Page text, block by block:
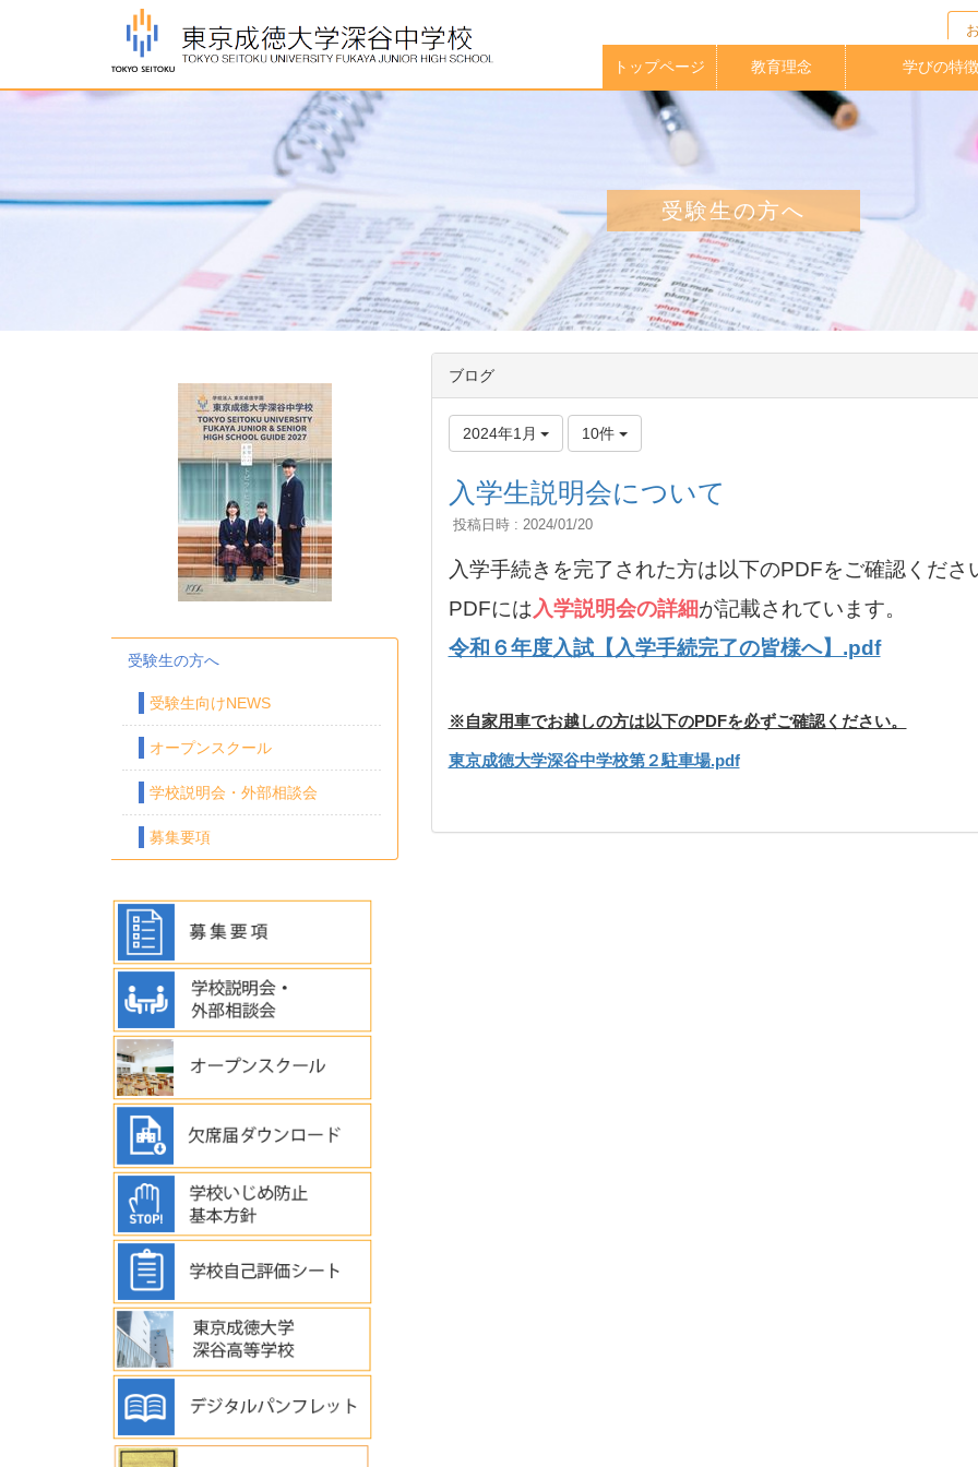
トップページ 教育理念
校長メッセージ
学びの特徴
イングリッシュ
受験生の方へ
ブログ
2024年1月 10件
入学生説明会について
投稿日時 : 2024/01/20
入学手続きを完了された方は以下のPDFをご確認くださ
PDFには入学説明会の詳細が記載されています。
令和６年度入試【入学手続完了の皆様へ】.pdf
※自家用車でお越しの方は以下のPDFを必ずご確認ください。
東京成徳大学深谷中学校第２駐車場.pdf
受験生の方へ
受験生向けNEWS
オープンスクール
学校説明会・外部相談会
募集要項